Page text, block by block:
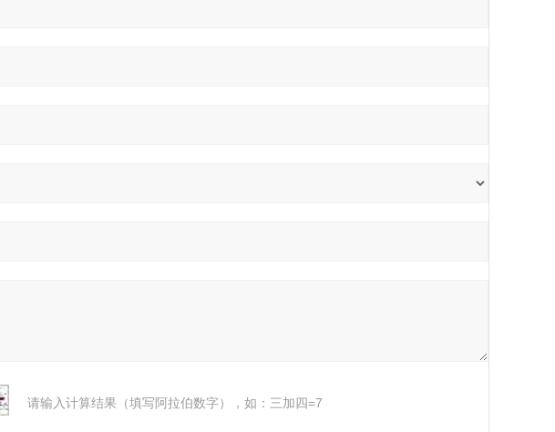
请输入计算结果（填写阿拉伯数字），如：三加四=7